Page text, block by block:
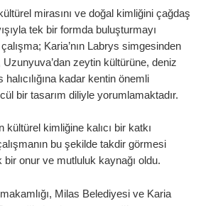
mirasını ve doğal kimliğini çağdaş
tek bir formda buluşturmayı
Karia’nın Labrys simgesinden
Uzunyuva’dan zeytin kültürüne, deniz
kadar kentin önemli
bir tasarım diliyle yorumlamaktadır.
kültürel kimliğine kalıcı bir katkı
bu şekilde takdir görmesi
bir onur ve mutluluk kaynağı oldu.
Milas Belediyesi ve Karia